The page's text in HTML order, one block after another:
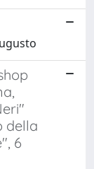
della
6